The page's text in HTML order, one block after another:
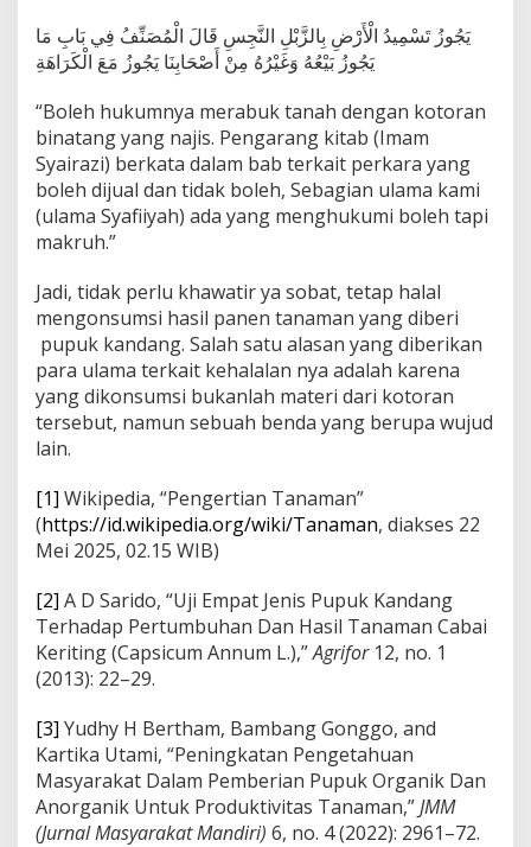
يَجُوزُ تَسْمِيدُ الْأَرْضِ بِالزَّبْلِ النَّجِسِ قَالَ الْمُصَنِّفُ فِي بَابِ مَا
يَجُوزُ بَيْعُهُ وَغَيْرُهُ مِنْ أَصْحَابِنَا يَجُوزُ مَعَ الْكَرَاهَةِ
“Boleh hukumnya merabuk tanah dengan kotoran
binatang yang najis. Pengarang kitab (Imam
Syairazi) berkata dalam bab terkait perkara yang
boleh dijual dan tidak boleh, Sebagian ulama kami
(ulama Syafiiyah) ada yang menghukumi boleh tapi
makruh.”
Jadi, tidak perlu khawatir ya sobat, tetap halal
mengonsumsi hasil panen tanaman yang diberi
pupuk kandang. Salah satu alasan yang diberikan
para ulama terkait kehalalan nya adalah karena
yang dikonsumsi bukanlah materi dari kotoran
tersebut, namun sebuah benda yang berupa wujud
lain.
[1] Wikipedia, “Pengertian Tanaman”
(https://id.wikipedia.org/wiki/Tanaman, diakses 22
Mei 2025, 02.15 WIB)
[2] A D Sarido, “Uji Empat Jenis Pupuk Kandang
Terhadap Pertumbuhan Dan Hasil Tanaman Cabai
Keriting (Capsicum Annum L.),”Agrifor12, no. 1
(2013): 22–29.
[3] Yudhy H Bertham, Bambang Gonggo, and
Kartika Utami, “Peningkatan Pengetahuan
Masyarakat Dalam Pemberian Pupuk Organik Dan
Anorganik Untuk Produktivitas Tanaman,”JMM
(Jurnal Masyarakat Mandiri) 6, no. 4 (2022): 2961–72.